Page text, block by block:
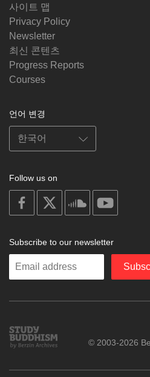
사이트 맵
Privacy Policy
Newsletter
최신 콘텐츠
Progress Reports
Courses
언어 변경
Follow us on
on
facebook
soundcloud
Subscribe to our newsletter
Enter
Study
Buddhism
© 2003-2026